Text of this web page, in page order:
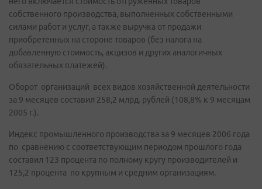
собственного производства, выполненных собственными
силами работ и услуг, а также выручка от продажи
приобретенных на стороне товаров (без налога на
добавленную стоимость, акцизов и других аналогичных
обязательных платежей).
Оборот организаций всех видов хозяйственной деятельности
за 9 месяцев составил 258,2 млрд. рублей (108,8% к 9 месяцам
2005 г.).
Индекс промышленного производства за 9 месяцев 2006 года
по сравнению с соответствующим периодом прошлого года
составил 123 процента по полному кругу производителей и
125,2 процента по крупным и средним организациям.